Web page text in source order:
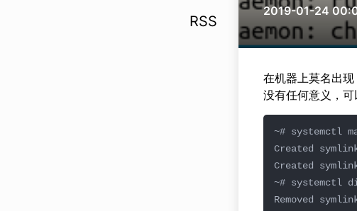
2019-01-24
在机器上莫名出
没有任何意义，可
RSS